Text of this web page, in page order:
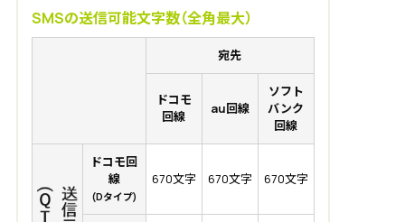
SMSの送信可能文字数（全角最大）
宛先
ドコモ
回線
au回線
ソフト
バンク
回線
ドコモ回
線
(Dタイプ)
670文字 670文字 670文字